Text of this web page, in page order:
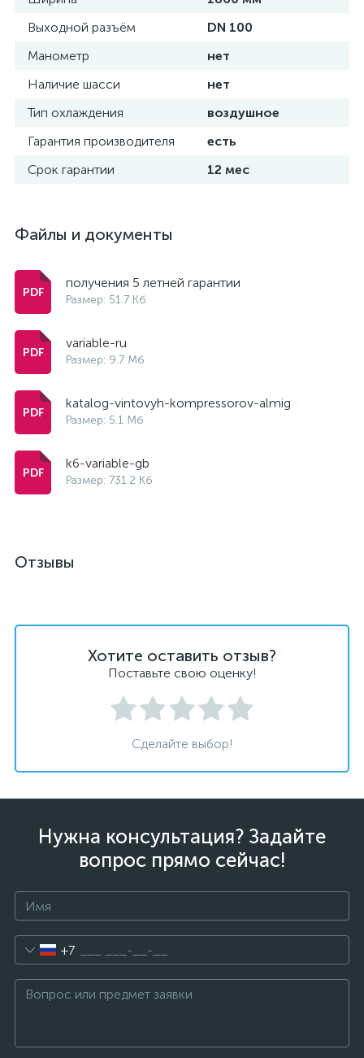
Выходной разъём
DN 100
Манометр
нет
Наличие шасси
нет
Тип охлаждения
воздушное
Гарантия производителя
есть
Срок гарантии
12 мес
Файлы и документы
получения 5 летней гарантии
Размер: 51.7 Кб
variable-ru
Размер: 9.7 Мб
katalog-vintovyh-kompressorov-almig
Размер: 5.1 Мб
k6-variable-gb
Размер: 731.2 Кб
Отзывы
Хотите оставить отзыв?
Поставьте свою оценку!
Сделайте выбор!
Нужна консультация? Задайте
вопрос прямо сейчас!
+7